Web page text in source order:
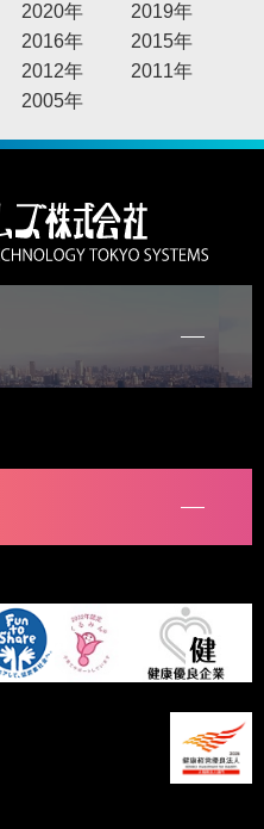
2020年
2019年
2016年
2015年
2012年
2011年
2005年